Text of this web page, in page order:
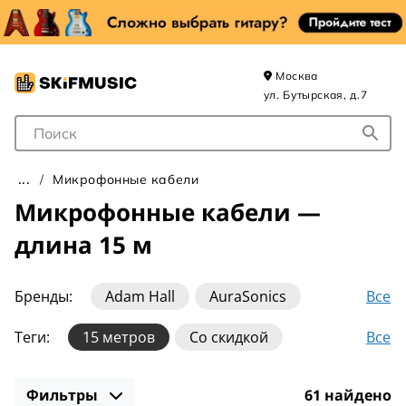
Поле для Поиска
Москва
ул. Бутырская, д.7
Микрофонные кабели
Микрофонные кабели —
длина 15 м
Бренды: Все
Adam Hall
AuraSonics
Bespeco
Cordial
Livewire
Mogami
Proel
Теги: Все
15 метров
Со скидкой
Фильтры 61 найдено